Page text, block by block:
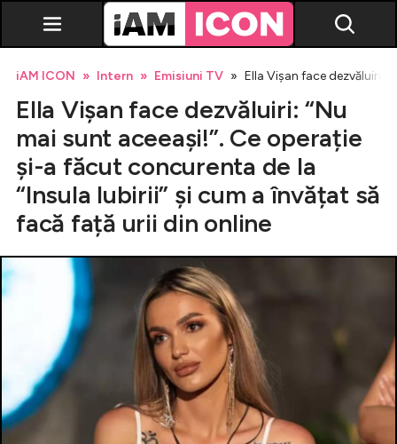
Vedete
Breaking news
Evenimente
Emisiuni TV
Horoscop
Lifestyle
iAM ICON Intern Emisiuni TV Ella Vișan face dezvăluiri:
Ella Vișan face dezvăluiri: “Nu
mai sunt aceeași!”. Ce operație
și-a făcut concurenta de la
“Insula Iubirii” și cum a învățat să
facă față urii din online